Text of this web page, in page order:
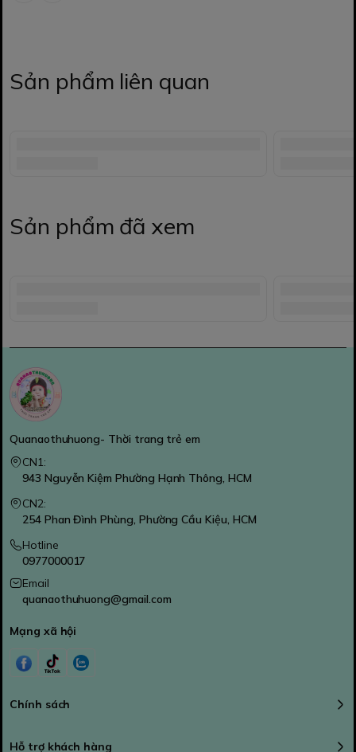
Sản phẩm liên quan
Sản phẩm đã xem
Quanaothuhuong- Thời trang trẻ em
CN1:
943 Nguyễn Kiệm Phường Hạnh Thông, HCM
CN2:
254 Phan Đình Phùng, Phường Cầu Kiệu, HCM
Hotline
0977000017
Email
quanaothuhuong@gmail.com
Mạng xã hội
Chính sách
Hỗ trợ khách hàng